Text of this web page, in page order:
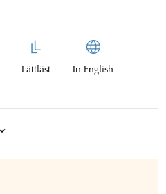
Lättläst In English